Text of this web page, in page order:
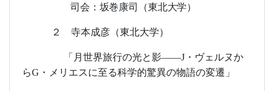
司会：坂巻康司（東北大学）
２ 寺本成彦 （東北大学）
「 月世界旅行の光と影――J ・ヴェルヌか
らG ・メリエスに至る科学的驚異の物語の変遷 」